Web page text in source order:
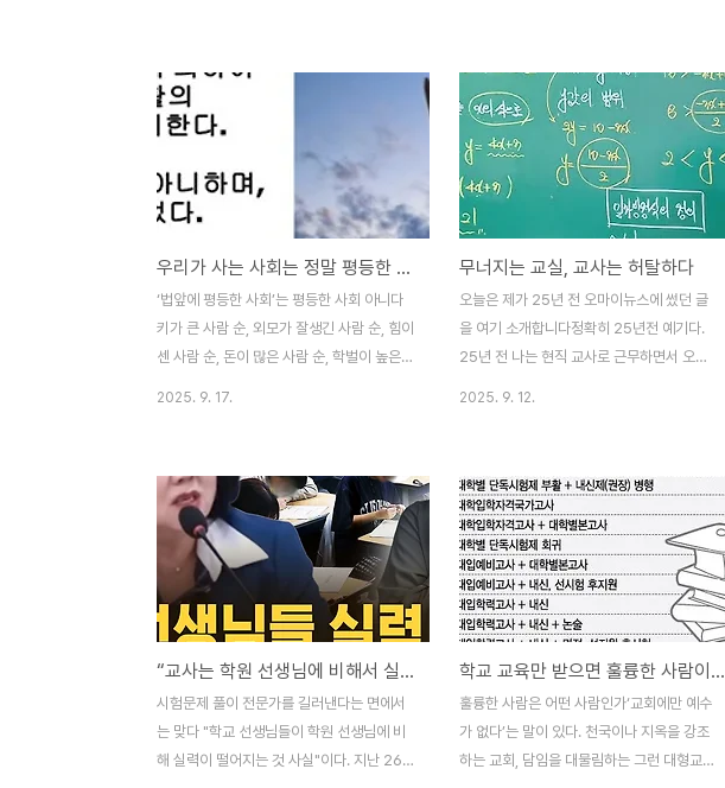
있는 자격을 가리는데 왜 이렇게 학생들이 죽
기 살기일까? 수학능력고사란 '대학에서 수
학할 수 있는 능력이 있는지의 여부를 가리는
시험인데 사실은 일류대학에 갈 사람을 골라
내는 과정으로 변질 됐다.일류대학을 왜 가려
고 하는가? 우리나라에서 일류 대학이란 그
사람의 인품이요 사회적 지위요, 평생을 달고
다니는 피부색과 같은 것이다. 어디를 가든지
'서울대출신, 고대출신...' 하면 그 사람을 다
시 쳐다 볼 정도다..
표현일까? 이런 문화는 결국 교육에서 까지
나타나 과정이 아닌 결과로 가치를 평가하는
이상한 문화를 만들어 놓고 말았다.박성숙씨
가 쓴 ‘독일교육이야기’를 보면 우리교육과
달라도 너무 다르다. 독일에서는 구구단을 몇
년 동안 붙들고 있는데 우리나라 학생들은 초
등학교 2학년이 되기 바쁘게 금방 암기시키
고 만다. 선생님들의 빨리빨리 문화가 학생들
로 하여금 성급한 결과를 요구한 것이다. 그
런데 왜 독일에서는..
우리가 사는 사회는 정말 평등한 사회인가
‘법앞에 평등한 사회’는 평등한 사회 아니다
키가 큰 사람 순, 외모가 잘생긴 사람 순, 힘이
센 사람 순, 돈이 많은 사람 순, 학벌이 높은
람이라고 똑 같은 사람이 아니었다. 임금이
가장 귀한 사람이고 그 다음이 사(士), 농
(農), 공(工), 상(商) 양반과 중인, 평민, 노예
순이었다. 양반의 피를 받고 태어나면 양반이
되고, 노예의 자식은 노예가 되었다.사람들은
자신이 살고 있는 사회를 평등사회라고 알고
있다. 정말 계급이 없는 평등한 사회일까?. 모
든 국민이 평등하게 살고 있는가? 대한민국
헌법 제 11조 ①항에..
2025. 9. 17.
무너지는 교실, 교사는 허탈하다
오늘은 제가 25년 전 오마이뉴스에 썼던 글
을 여기 소개합니다정확히 25년전 예기다.
25년 전 나는 현직 교사로 근무하면서 오마
과 훈포장을 받은 그 수많은 사람들.... 달라져
야할 학교는 25년 전이나 지금이나 달라진
게 없다. 교육환경은 좋아졌지만 입시학원이
된 학교, 학교폭력, 잠자는 교실, 새벽같이 등
교해 밤 10시가 넘어서야 돌아가는 학교... 교
육는 왜 이 모양일까? 대답은 간단하다. 학벌
사회, 연고주의, 사람의 가치를 대학의 졸업
장으로 서열매기는 사회...가 있고 부모의 사
회경제적인 지위가 대물림되는 현실이 있..
2025. 9. 12.
“교사는 학원 선생님에 비해서 실력이 떨어진다” 고...?
시험문제 풀이 전문가를 길러낸다는 면에서
는 맞다 "학교 선생님들이 학원 선생님에 비
해 실력이 떨어지는 것 사실"이다. 지난 26일
학교 교육만 받으면 훌륭한 사람이 될 수 있는가
훌륭한 사람은 어떤 사람인가‘교회에만 예수
가 없다’는 말이 있다. 천국이나 지옥을 강조
하는 교회, 담임을 대물림하는 그런 대형교회